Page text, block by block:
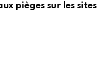
pièges sur les sites